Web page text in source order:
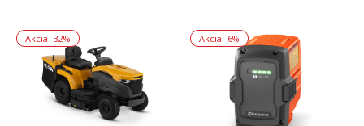
Akcia -32% Akcia -6%